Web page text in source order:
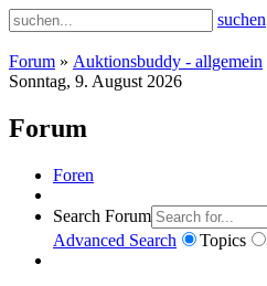
suchen
Forum » Auktionsbuddy - allgemein
Sonntag, 9. August 2026
Forum
Foren
Search Forum
Advanced Search Topics